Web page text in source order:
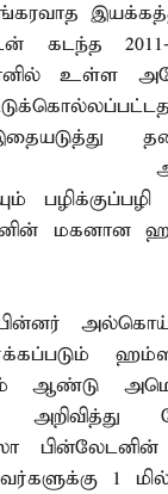
கடந்த
உள்ள
மகனான
பின்னர்
ஆண்டு
அறிவித்து
1